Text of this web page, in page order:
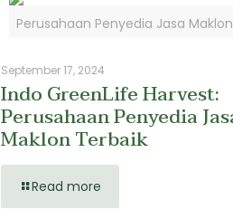
Perusahaan Penyedia Jasa
September 17, 2024
Indo GreenLife Harvest:
Perusahaan Penyedia
Maklon Terbaik
Read more